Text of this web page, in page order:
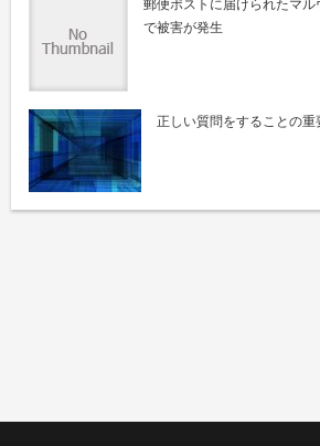
郵便ポストに届けられたマル
で被害が発生
正しい質問をすることの重